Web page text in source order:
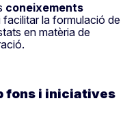
coneixements
facilitar la formulació de
en matèria de
fons i iniciatives